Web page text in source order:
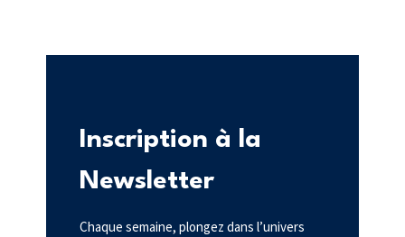
Inscription à la
Newsletter
Chaque semaine, plongez dans l’univers